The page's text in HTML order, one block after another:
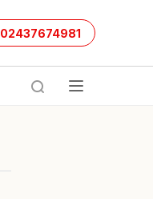
02437674981